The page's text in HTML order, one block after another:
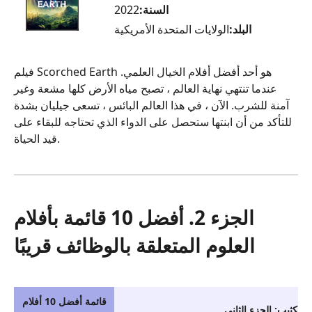
السنة:2022
البلد:الولايات المتحدة الأمريكية
فيلم Scorched Earth هو أحد أفضل أفلام الخيال العلمي.
عندما تنتهي نهاية العالم ، تصبح مياه الأرض كلها مشعة وغير
آمنة للشرب. الآن ، في هذا العالم البائس ، تسعى جيليان بشدة
للتأكد من أن ابنتها ستحصل على الدواء الذي تحتاجه للبقاء على
قيد الحياة.
الجزء 2. أفضل 10 قائمة بأفلام
العلوم المتعلقة بالوظائف قريبًا
قائمة أفضل 10 أفلام
الكثيب: الجزء الثاني